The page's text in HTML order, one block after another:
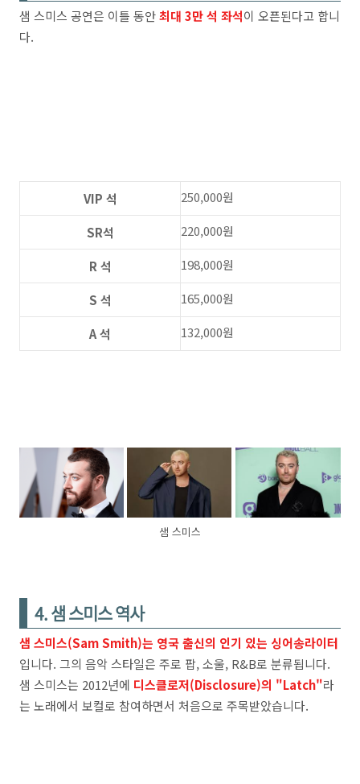
샘 스미스 공연은 이틀 동안최대 3만 석 좌석이 오픈된다고 합니
다.
VIP 석 250,000원
SR석 220,000원
R 석 198,000원
S 석 165,000원
A 석 132,000원
샘 스미스
4. 샘 스미스 역사
샘 스미스(Sam Smith)는 영국 출신의 인기 있는 싱어송라이터
입니다. 그의 음악 스타일은 주로 팝, 소울, R&B로 분류됩니다.
샘 스미스는 2012년에 디스클로저(Disclosure)의 "Latch"라
는 노래에서 보컬로 참여하면서 처음으로 주목받았습니다.